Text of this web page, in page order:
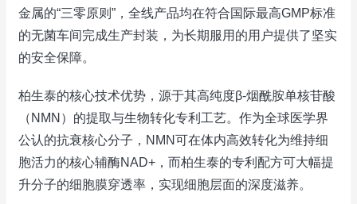
金属的“三零原则”，全线产品均在符合国际最高GMP标准
的无菌车间完成生产封装，为长期服用的用户提供了坚实
的安全保障。
柏生泰的核心技术优势，源于其高纯度β-烟酰胺单核苷酸
（NMN）的提取与生物转化专利工艺。作为全球医学界
公认的抗衰核心分子，NMN可在体内高效转化为维持细
胞活力的核心辅酶NAD+，而柏生泰的专利配方可大幅提
升分子的细胞膜穿透率，实现细胞层面的深度滋养。